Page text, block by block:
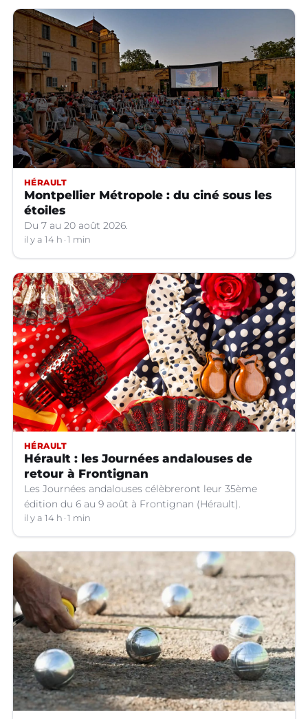
HÉRAULT
Montpellier Métropole : du ciné sous les
étoiles
Du 7 au 20 août 2026.
il y a 14 h 1 min
HÉRAULT
Hérault : les Journées andalouses de
retour à Frontignan
Les Journées andalouses célèbreront leur 35ème
édition du 6 au 9 août à Frontignan (Hérault).
il y a 14 h 1 min